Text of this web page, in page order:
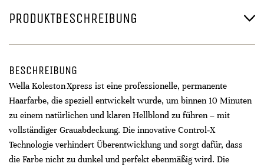
PRODUKTBESCHREIBUNG
BESCHREIBUNG
Wella Koleston Xpress ist eine professionelle, permanente
Haarfarbe, die speziell entwickelt wurde, um binnen 10 Minuten
zu einem natürlichen und klaren Hellblond zu führen – mit
vollständiger Grauabdeckung. Die innovative Control‑X
Technologie verhindert Überentwicklung und sorgt dafür, dass
die Farbe nicht zu dunkel und perfekt ebenmäßig wird. Die